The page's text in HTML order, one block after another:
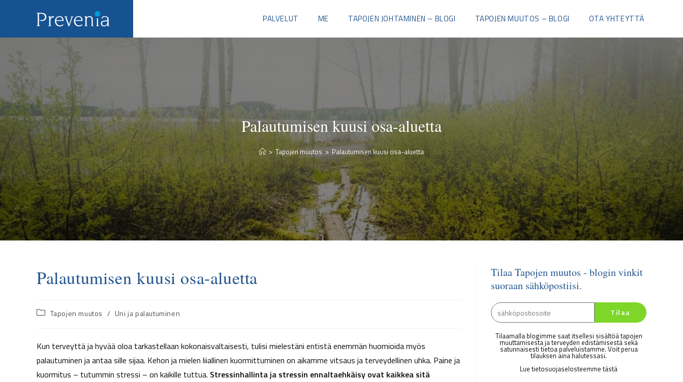
PALVELUT ME TAPOJEN JOHTAMINEN – BLOGI TAPOJEN MUUTOS – BLOGI OTA YHTEYTTÄ
Palautumisen kuusi osa-aluetta
> Tapojen muutos > Palautumisen kuusi osa-aluetta
Palautumisen kuusi osa-aluetta
Tapojen muutos / Uni ja palautuminen
Kun terveyttä ja hyvää oloa tarkastellaan kokonaisvaltaisesti, tulisi mielestäni entistä enemmän huomioida myös
palautuminen ja antaa sille sijaa. Kehon ja mielen liiallinen kuormittuminen on aikamme vitsaus ja terveydellinen uhka. Paine ja
kuormitus – tutummin stressi – on kaikille tuttua. Stressinhallinta ja stressin ennaltaehkäisy ovat kaikkea sitä
Tilaa Tapojen muutos - blogin vinkit
suoraan sähköpostiisi.
Tilaa
Tilaamalla blogimme saat itsellesi sisältöä tapojen
muuttamisesta ja terveyden edistämisestä sekä
satunnaisesti tietoa palveluistamme. Voit perua
tilauksen aina halutessasi.
Lue tietosuojaselosteemme tästä